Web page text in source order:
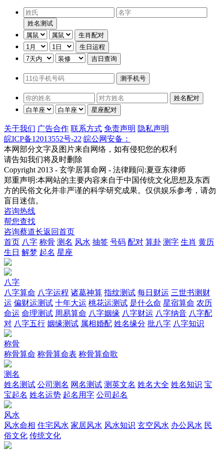
关于我们 广告合作 联系方式 免责声明 隐私声明
皖ICP备12013552号-22 皖公网安备：
本网部分文字及图片来自网络，如有侵犯您的权利
请告知我们将及时删除
Copyright 2013 - 玄学居算命网 - 法律顾问:夏亚东律师
郑重声明:本网站的主要内容来自于中国传统文化思想及东西
方的民俗文化并非严谨的科学研究成果。仅供娱乐参考，请勿
盲目迷信。
咨询热线
帮您查找
咨询蔡道长返回首页
首页 八字 称骨 测名 风水 抽签 号码 配对 算卦 测字 生肖 黄历
生日 解梦 起名 星座
八字
八字算命 八字运程 诸葛神算 指纹测试 每日财运 三世书测财
运 偏财运测试 十年大运 桃花运测试 是什么命 星宿算命 农历
命运 命理测试 周易算命 八字姻缘 八字财运 八字纳音 八字配
对 八字五行 姻缘测试 属相婚配 姓名缘分 批八字 八字知识
称骨
称骨算命 称骨算命表 称骨算命歌
测名
姓名测试 公司测名 网名测试 测英文名 姓名大全 姓名知识 宝
宝起名 姓名运势 起名用字 公司起名
风水
风水命相 住宅风水 家居风水 风水知识 玄空风水 办公风水 民
俗文化 传统文化